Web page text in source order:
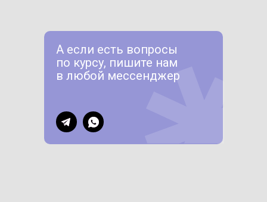
А если есть вопросы
по курсу, пишите нам
в любой мессенджер